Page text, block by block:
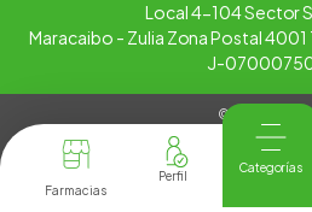
Farmacias
Categorías
Local 4-104 Sector
Maracaibo - Zulia Zona Postal
J-
© Copyright
Tienda Virtual desarrollada
Tecnología